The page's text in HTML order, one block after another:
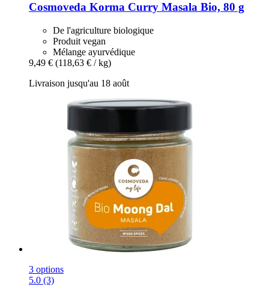
Cosmoveda Korma Curry Masala Bio, 80 g
De l'agriculture biologique
Produit vegan
Mélange ayurvédique
9,49 € (118,63 € / kg)
Livraison jusqu'au 18 août
3 options
5.0 (3)